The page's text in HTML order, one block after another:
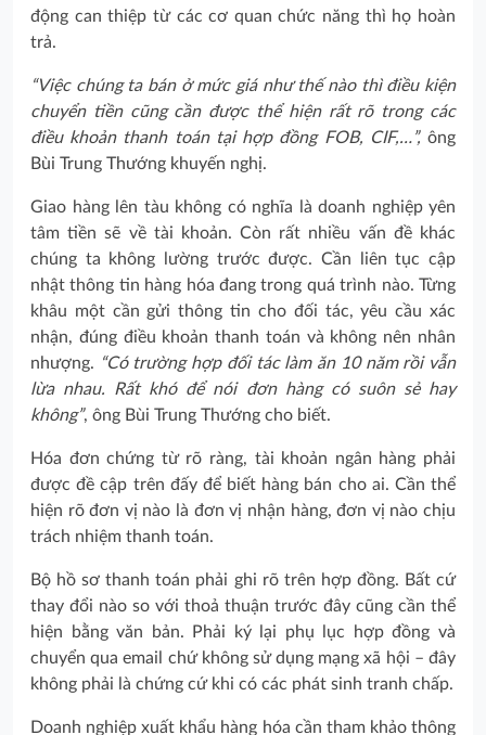
động can thiệp từ các cơ quan chức năng thì họ hoàn
trả.
“Việc chúng ta bán ở mức giá như thế nào thì điều kiện
chuyển tiền cũng cần được thể hiện rất rõ trong các
điều khoản thanh toán tại hợp đồng FOB, CIF,…”,ông
Bùi Trung Thướng khuyến nghị.
Giao hàng lên tàu không có nghĩa là doanh nghiệp yên
tâm tiền sẽ về tài khoản. Còn rất nhiều vấn đề khác
chúng ta không lường trước được. Cần liên tục cập
nhật thông tin hàng hóa đang trong quá trình nào. Từng
khâu một cần gửi thông tin cho đối tác, yêu cầu xác
nhận, đúng điều khoản thanh toán và không nên nhân
nhượng. “Có trường hợp đối tác làm ăn 10 năm rồi vẫn
lừa nhau. Rất khó để nói đơn hàng có suôn sẻ hay
không”, ông Bùi Trung Thướng cho biết.
Hóa đơn chứng từ rõ ràng, tài khoản ngân hàng phải
được đề cập trên đấy để biết hàng bán cho ai. Cần thể
hiện rõ đơn vị nào là đơn vị nhận hàng, đơn vị nào chịu
trách nhiệm thanh toán.
Bộ hồ sơ thanh toán phải ghi rõ trên hợp đồng. Bất cứ
thay đổi nào so với thoả thuận trước đây cũng cần thể
hiện bằng văn bản. Phải ký lại phụ lục hợp đồng và
chuyển qua email chứ không sử dụng mạng xã hội – đây
không phải là chứng cứ khi có các phát sinh tranh chấp.
Doanh nghiệp xuất khẩu hàng hóa cần tham khảo thông